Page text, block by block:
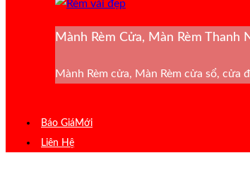
Mành Rèm Cửa, Màn Rèm Thanh
Mành Rèm cửa, Màn Rèm cửa sổ,
Báo Giá
Liên Hệ